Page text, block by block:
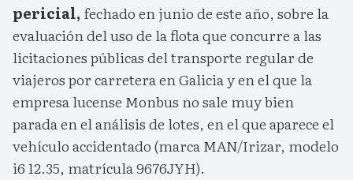
pericial, fechado en junio de este año, sobre la
evaluación del uso de la flota que concurre a las
licitaciones públicas del transporte regular de
viajeros por carretera en Galicia y en el que la
empresa lucense Monbus no sale muy bien
parada en el análisis de lotes, en el que aparece el
vehículo accidentado (marca MAN/Irizar, modelo
i6 12.35, matrícula 9676JYH).